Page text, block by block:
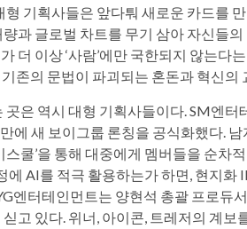
형 기획사들은 앞다퉈 새로운 카드를
과 글로벌 차트를 무기 삼아 자신들
더 이상 ‘사람’에만 국한되지 않는다
존의 문법이 파괴되는 혼돈과 혁신의
은 역시 대형 기획사들이다. SM엔터
에 새 보이그룹 론칭을 공식화했다. 남
스쿨’을 통해 대중에게 멤버들을 순차
에 AI를 적극 활용하는가 하면, 현지
엔터테인먼트는 양현석 총괄 프로듀
고 있다. 위너, 아이콘, 트레저의 계